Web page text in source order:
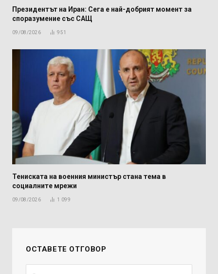
Президентът на Иран: Сега е най-добрият момент за
споразумение със САЩ
09/08/2026 951
Тениската на военния министър стана тема в
социалните мрежи
09/08/2026 1 099
ОСТАВЕТЕ ОТГОВОР